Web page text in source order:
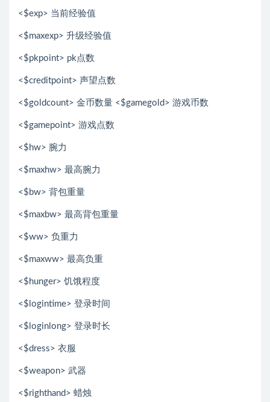
<$exp> 当前经验值
<$maxexp> 升级经验值
<$pkpoint> pk点数
<$creditpoint> 声望点数
<$goldcount> 金币数量 <$gamegold> 游戏币数
<$gamepoint> 游戏点数
<$hw> 腕力
<$maxhw> 最高腕力
<$bw> 背包重量
<$maxbw> 最高背包重量
<$ww> 负重力
<$maxww> 最高负重
<$hunger> 饥饿程度
<$logintime> 登录时间
<$loginlong> 登录时长
<$dress> 衣服
<$weapon> 武器
<$righthand> 蜡烛